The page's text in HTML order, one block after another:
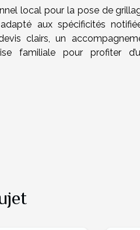
local pour la pose de
aux spécificités
clairs, un
familiale pour profiter